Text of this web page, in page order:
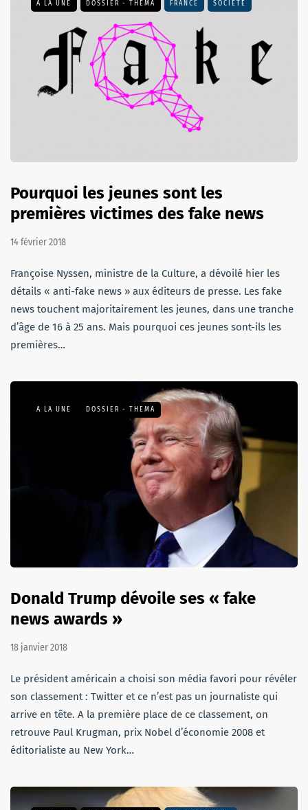
A LA UNE DOSSIER - THEMA FRANCE SOCIÉTÉ
Pourquoi les jeunes sont les
premières victimes des fake news
14 février 2018
Françoise Nyssen, ministre de la Culture, a dévoilé hier les
détails « anti-fake news » aux éditeurs de presse. Les fake
news touchent majoritairement les jeunes, dans une tranche
d’âge de 16 à 25 ans. Mais pourquoi ces jeunes sont-ils les
premières…
A LA UNE DOSSIER - THEMA
Donald Trump dévoile ses « fake
news awards »
18 janvier 2018
Le président américain a choisi son média favori pour révéler
son classement : Twitter et ce n’est pas un journaliste qui
arrive en tête. A la première place de ce classement, on
retrouve Paul Krugman, prix Nobel d’économie 2008 et
éditorialiste au New York…